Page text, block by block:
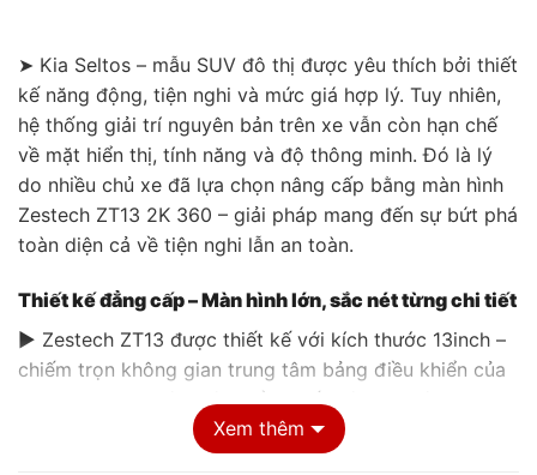
➤ Kia Seltos – mẫu SUV đô thị được yêu thích bởi thiết
kế năng động, tiện nghi và mức giá hợp lý. Tuy nhiên,
hệ thống giải trí nguyên bản trên xe vẫn còn hạn chế
về mặt hiển thị, tính năng và độ thông minh. Đó là lý
do nhiều chủ xe đã lựa chọn nâng cấp bằng màn hình
Zestech ZT13 2K 360 – giải pháp mang đến sự bứt phá
toàn diện cả về tiện nghi lẫn an toàn.
Thiết kế đẳng cấp – Màn hình lớn, sắc nét từng chi tiết
▶ Zestech ZT13 được thiết kế với kích thước 13inch –
chiếm trọn không gian trung tâm bảng điều khiển của
Kia Seltos, tạo nên một điểm nhấn công nghệ mạnh
mẽ. Màn hình được chế tác theo dạng nổi (floating
screen), viền mỏng, sử dụng kính cường lực chống trầy
Xem thêm